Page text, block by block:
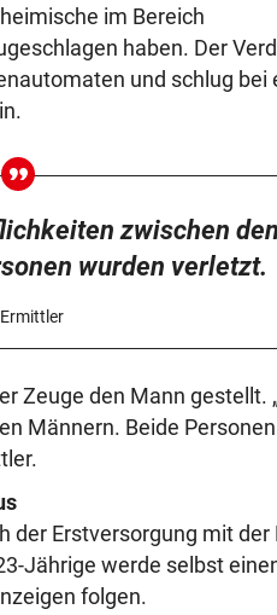
im Bereich
haben. Der
und schlug bei
zwischen den
wurden verletzt.
Zeuge den Mann gestellt.
Männern. Beide
der Erstversorgung mit der
Jährige werde selbst
folgen.